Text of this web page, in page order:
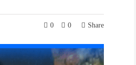
0 0 Share